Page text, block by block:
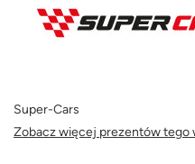
Super-Cars
Zobacz więcej prezentów tego